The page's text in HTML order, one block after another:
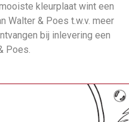
kleurplaat wint een
Walter & Poes t.w.v. meer
bij inlevering een
Poes.